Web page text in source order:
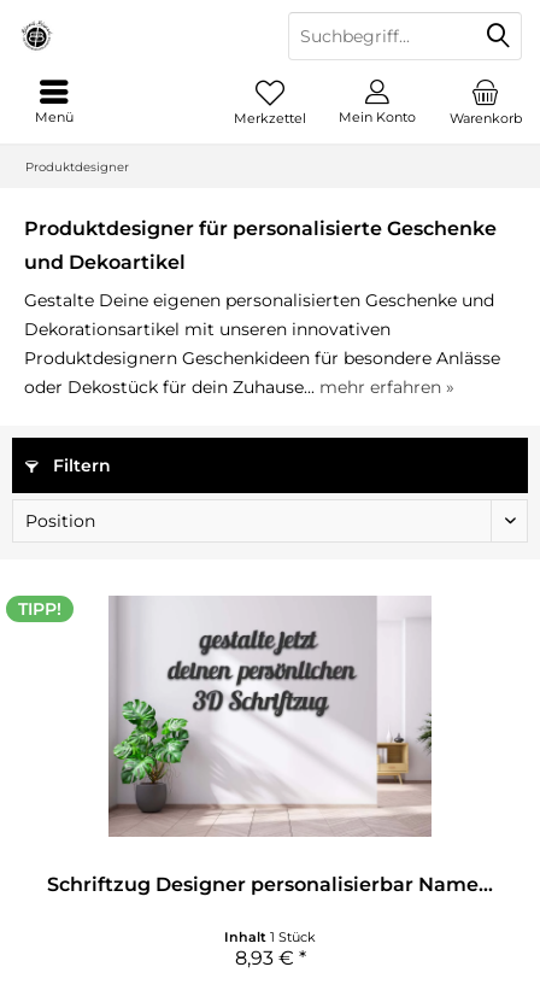
Warenkorb
Merkzettel Mein Konto
Menü
Produktdesigner
Produktdesigner für personalisierte Geschenke
und Dekoartikel
Gestalte Deine eigenen personalisierten Geschenke und
Dekorationsartikel mit unseren innovativen
Produktdesignern Geschenkideen für besondere Anlässe
oder Dekostück für dein Zuhause... mehr erfahren »
Filtern
TIPP!
Schriftzug Designer personalisierbar Name...
Inhalt1 Stück
8,93 € *